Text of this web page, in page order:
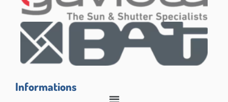
Informations